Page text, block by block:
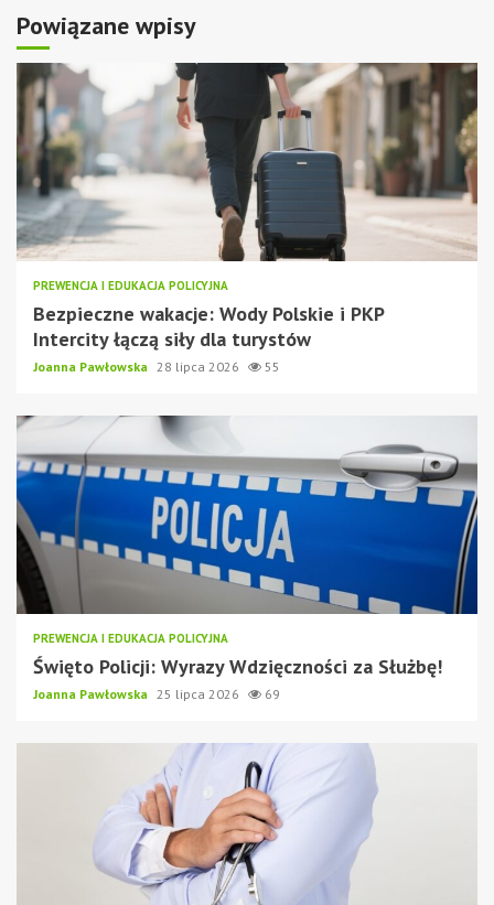
Powiązane wpisy
PREWENCJA I EDUKACJA POLICYJNA
Bezpieczne wakacje: Wody Polskie i PKP
Intercity łączą siły dla turystów
Joanna Pawłowska 28 lipca 2026 55
PREWENCJA I EDUKACJA POLICYJNA
Święto Policji: Wyrazy Wdzięczności za Służbę!
Joanna Pawłowska 25 lipca 2026 69